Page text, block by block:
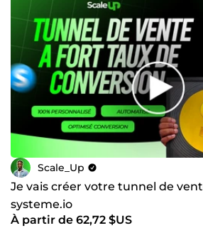
Scale_Up
Je vais créer votre tunnel de
systeme.io
À partir de 62,72 $US